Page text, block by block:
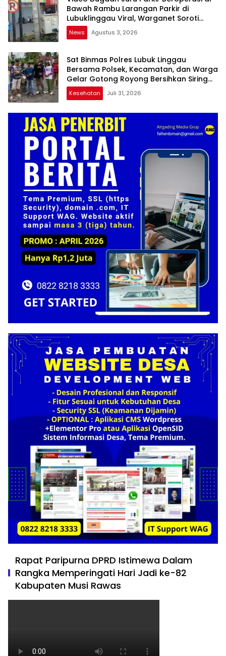
Bawah Rambu Larangan Parkir di
Lubuklinggau Viral, Warganet Soroti
Dugaan Pelanggaran
News Agustus 3, 2026
Sat Binmas Polres Lubuk Linggau
Bersama Polsek, Kecamatan, dan Warga
Gelar Gotong Royong Bersihkan Siring
Agung
Kesehatan Juli 31, 2026
Rapat Paripurna DPRD Istimewa Dalam
Rangka Memperingati Hari Jadi ke-82
Kabupaten Musi Rawas